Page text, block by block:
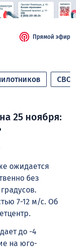
Прямой эфир
СВО
25 ноября:
ожидается
без
7-12 м/с. Об
до -4
на юго-